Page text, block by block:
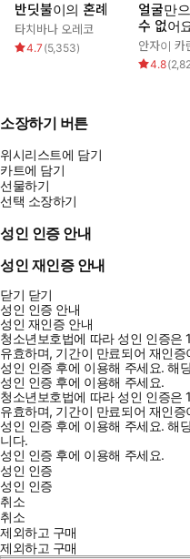
반딧불이의 혼례
타치바나 오레코
4.7 (5,353)
얼굴만
수 없어
안자이 카
4.8(
소장하기 버튼
위시리스트에 담기
카트에 담기
선물하기
선택 소장하기
성인 인증 안내
성인 재인증 안내
닫기 닫기
성인 인증 안내
성인 재인증 안내
청소년보호법에 따라 성인 인증은
유효하며, 기간이 만료되어 재인
성인 인증 후에 이용해 주세요.해
성인 인증 후에 이용해 주세요.
청소년보호법에 따라 성인 인증은
유효하며, 기간이 만료되어 재인
성인 인증 후에 이용해 주세요.해
니다.
성인 인증 후에 이용해 주세요.
성인 인증
성인 인증
취소
취소
제외하고 구매
제외하고 구매